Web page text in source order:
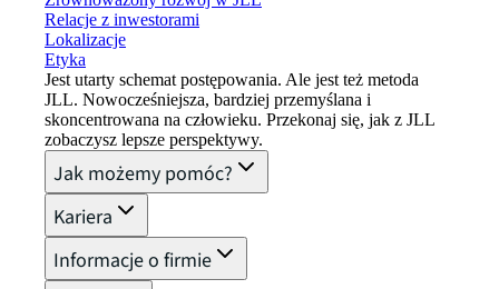
Relacje z inwestorami
Lokalizacje
Etyka
Jest utarty schemat postępowania. Ale jest też metoda
JLL. Nowocześniejsza, bardziej przemyślana i
skoncentrowana na człowieku. Przekonaj się, jak z JLL
zobaczysz lepsze perspektywy.
Jak możemy pomóc?
Kariera
Informacje o firmie